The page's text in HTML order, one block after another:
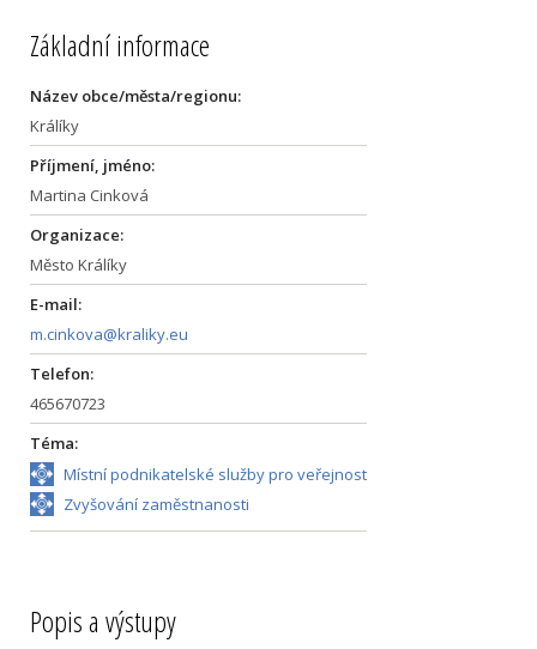
Základní informace
Název obce/města/regionu:
Králíky
Příjmení, jméno:
Martina Cinková
Organizace:
Město Králíky
E-mail:
m.cinkova@kraliky.eu
Telefon:
465670723
Téma:
Místní podnikatelské služby pro veřejnost
Zvyšování zaměstnanosti
Popis a výstupy